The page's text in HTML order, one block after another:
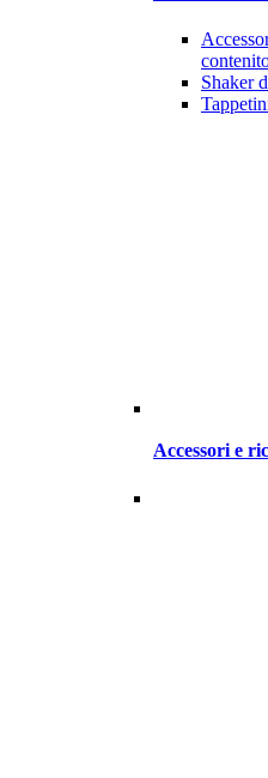
Shaker
Accessori e